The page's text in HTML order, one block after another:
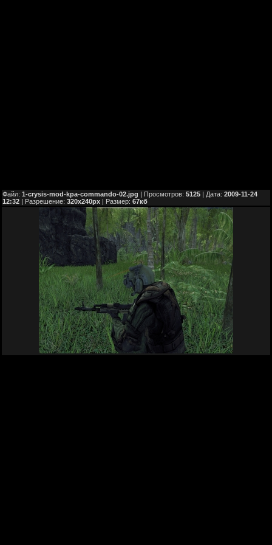
Файл: 1-crysis-mod-kpa-commando-02.jpg | Просмотров: 5125 | Дата: 2009-11-24
12:32 | Разрешение: 320x240px | Размер: 67кб